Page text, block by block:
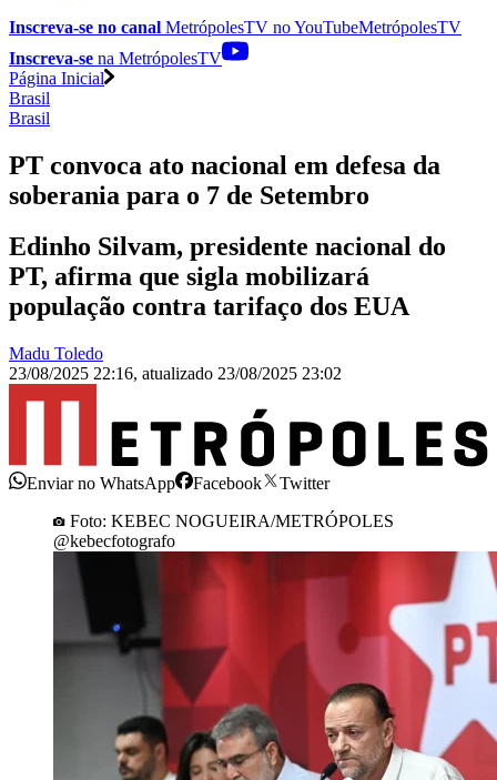
Inscreva-se no canal MetrópolesTV noYouTubeMetrópolesTV
Inscreva-se na MetrópolesTV
Página Inicial
Brasil
Brasil
PT convoca ato nacional em defesa da
soberania para o 7 de Setembro
Edinho Silvam, presidente nacional do
PT, afirma que sigla mobilizará
população contra tarifaço dos EUA
Madu Toledo
23/08/2025 22:16, atualizado 23/08/2025 23:02
Enviar no WhatsApp Facebook
Twitter
Foto: KEBEC NOGUEIRA/METRÓPOLES
@kebecfotografo